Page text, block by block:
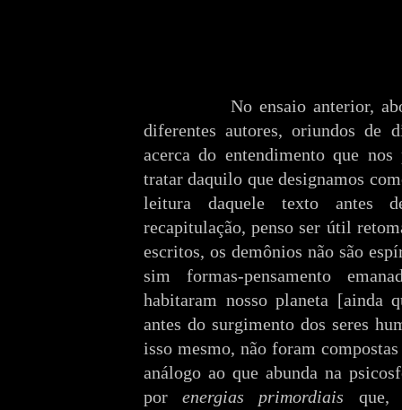
No ensaio anterior,
diferentes autores, oriundos de
acerca do entendimento que nos
tratar daquilo que designamos
leitura daquele texto antes
recapitulação, penso ser útil
escritos, os demônios não são
sim formas-pensamento
habitaram nosso planeta [ainda
antes do surgimento dos seres
isso mesmo, não foram
análogo ao que abunda na
porenergias primordiais que,